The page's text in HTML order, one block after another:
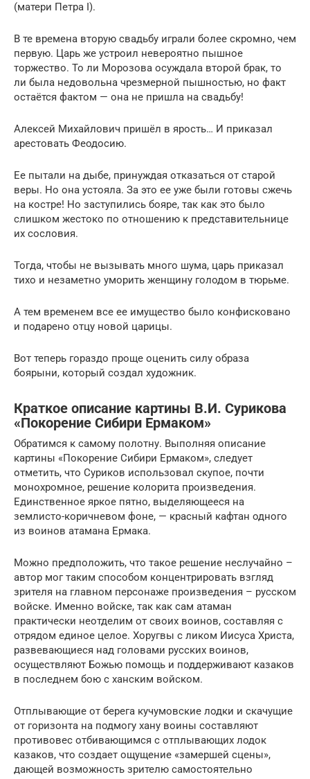
(матери Петра I).
В те времена вторую свадьбу играли более скромно, чем
первую. Царь же устроил невероятно пышное
торжество. То ли Морозова осуждала второй брак, то
ли была недовольна чрезмерной пышностью, но факт
остаётся фактом — она не пришла на свадьбу!
Алексей Михайлович пришёл в ярость… И приказал
арестовать Феодосию.
Ее пытали на дыбе, принуждая отказаться от старой
веры. Но она устояла. За это ее уже были готовы сжечь
на костре! Но заступились бояре, так как это было
слишком жестоко по отношению к представительнице
их сословия.
Тогда, чтобы не вызывать много шума, царь приказал
тихо и незаметно уморить женщину голодом в тюрьме.
А тем временем все ее имущество было конфисковано
и подарено отцу новой царицы.
Вот теперь гораздо проще оценить силу образа
боярыни, который создал художник.
Краткое описание картины В.И. Сурикова
«Покорение Сибири Ермаком»
Обратимся к самому полотну. Выполняя описание
картины «Покорение Сибири Ермаком», следует
отметить, что Суриков использовал скупое, почти
монохромное, решение колорита произведения.
Единственное яркое пятно, выделяющееся на
землисто-коричневом фоне, — красный кафтан одного
из воинов атамана Ермака.
Можно предположить, что такое решение неслучайно –
автор мог таким способом концентрировать взгляд
зрителя на главном персонаже произведения – русском
войске. Именно войске, так как сам атаман
практически неотделим от своих воинов, составляя с
отрядом единое целое. Хоругвы с ликом Иисуса Христа,
развевающиеся над головами русских воинов,
осуществляют Божью помощь и поддерживают казаков
в последнем бою с ханским войском.
Отплывающие от берега кучумовские лодки и скачущие
от горизонта на подмогу хану воины составляют
противовес отбивающимся с отплывающих лодок
казаков, что создает ощущение «замершей сцены»,
дающей возможность зрителю самостоятельно